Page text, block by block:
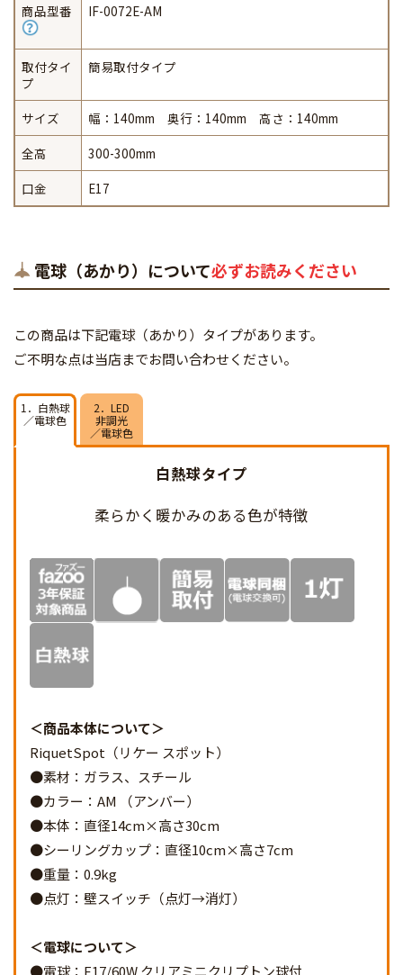
商品型番
IF-0072E-AM
取付タイ
プ
簡易取付タイプ
サイズ
幅：140mm 奥行：140mm 高さ：140mm
全高
300-300mm
口金
E17
電球（あかり）について必ずお読みください
この商品は下記電球（あかり）タイプがあります。
ご不明な点は当店までお問い合わせください。
1．白熱球
／電球色
2．LED
非調光
／電球色
白熱球タイプ
柔らかく暖かみのある色が特徴
商品本体について
RiquetSpot（リケー スポット）
●素材：ガラス、スチール
●カラー：AM （アンバー）
●本体：直径14cm×高さ30cm
●シーリングカップ：直径10cm×高さ7cm
●重量：0.9kg
●点灯：壁スイッチ（点灯→消灯）
電球について
●電球：E17/60W クリアミニクリプトン球付